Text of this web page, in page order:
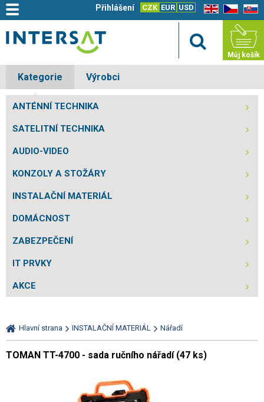
EN CZ SK
CZK EUR USD
Přihlášení
Můj košík
Kategorie Výrobci
ANTÉNNÍ TECHNIKA
SATELITNÍ TECHNIKA
AUDIO-VIDEO
KONZOLY A STOŽÁRY
INSTALAČNÍ MATERIÁL
DOMÁCNOST
ZABEZPEČENÍ
IT PRVKY
AKCE
Hlavní strana INSTALAČNÍ MATERIÁL Nářadí
TOMAN TT-4700 - sada ručního nářadí (47 ks)